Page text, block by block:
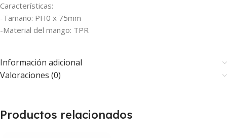
Características:
-Tamaño: PH0 x 75mm
-Material del mango: TPR
Información adicional
Valoraciones (0)
Productos relacionados